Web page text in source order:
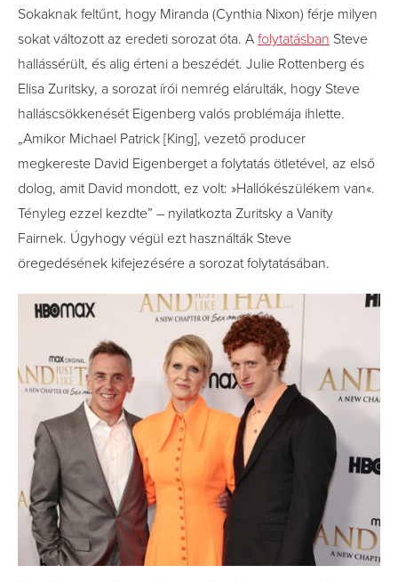
Sokaknak feltűnt, hogy Miranda (Cynthia Nixon) férje milyen
sokat változott az eredeti sorozat óta. A folytatásban Steve
hallássérült, és alig érteni a beszédét. Julie Rottenberg és
Elisa Zuritsky, a sorozat írói nemrég elárulták, hogy Steve
halláscsökkenését Eigenberg valós problémája ihlette.
„Amikor Michael Patrick [King], vezető producer
megkereste David Eigenberget a folytatás ötletével, az első
dolog, amit David mondott, ez volt: »Hallókészülékem van«.
Tényleg ezzel kezdte” – nyilatkozta Zuritsky a Vanity
Fairnek. Úgyhogy végül ezt használták Steve
öregedésének kifejezésére a sorozat folytatásában.